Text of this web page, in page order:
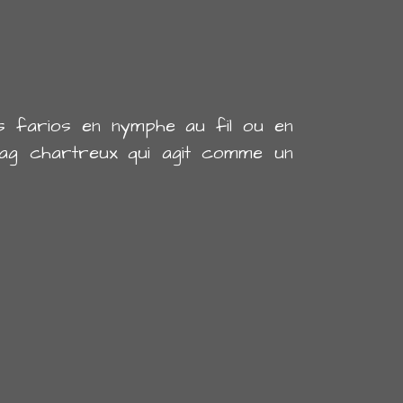
en nymphe au fil ou en
chartreux qui agit comme un